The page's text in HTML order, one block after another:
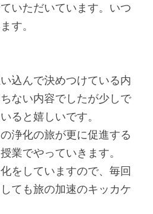
いただいています。いつ
す。
込んで決めつけている内
ない内容でしたが少しで
ると嬉しいです。
浄化の旅が更に促進する
業でやっていきます。
をしていますので、毎回
ても旅の加速のキッカケ